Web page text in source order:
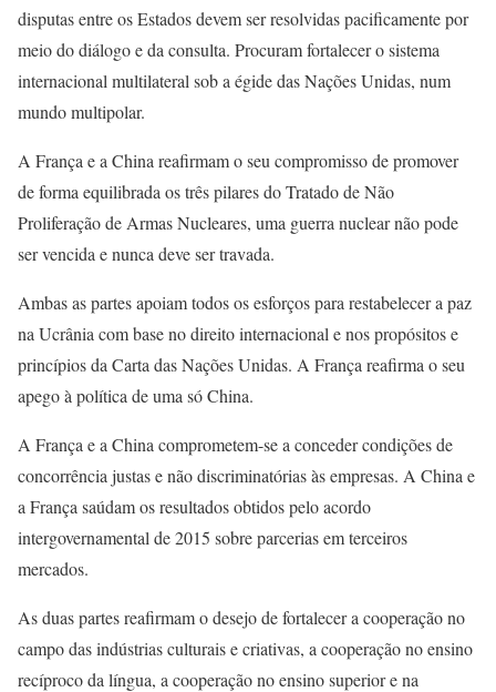
disputas entre os Estados devem ser resolvidas pacificamente por
meio do diálogo e da consulta. Procuram fortalecer o sistema
internacional multilateral sob a égide das Nações Unidas, num
mundo multipolar.
A França e a China reafirmam o seu compromisso de promover
de forma equilibrada os três pilares do Tratado de Não
Proliferação de Armas Nucleares, uma guerra nuclear não pode
ser vencida e nunca deve ser travada.
Ambas as partes apoiam todos os esforços para restabelecer a paz
na Ucrânia com base no direito internacional e nos propósitos e
princípios da Carta das Nações Unidas. A França reafirma o seu
apego à política de uma só China.
A França e a China comprometem-se a conceder condições de
concorrência justas e não discriminatórias às empresas. A China e
a França saúdam os resultados obtidos pelo acordo
intergovernamental de 2015 sobre parcerias em terceiros
mercados.
As duas partes reafirmam o desejo de fortalecer a cooperação no
campo das indústrias culturais e criativas, a cooperação no ensino
recíproco da língua, a cooperação no ensino superior e na